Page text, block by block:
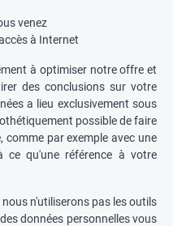
venez
à Internet
à optimiser notre offre et
des conclusions sur votre
a lieu exclusivement sous
possible de faire
par exemple avec une
ce qu'une référence à votre
n'utiliserons pas les outils
données personnelles vous